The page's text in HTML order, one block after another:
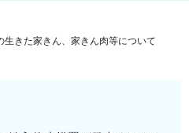
生きた家きん、家きん肉等について